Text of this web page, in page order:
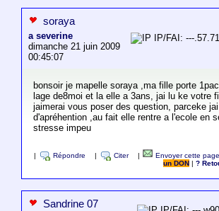
soraya
a severine
dimanche 21 juin 2009
00:45:07
IP/FAI: ---
bonsoir je mapelle soraya ,ma fille porte
lage de8moi et la elle a 3ans, jai lu ke votre
jaimerai vous poser des question, parceke
d'apréhention ,au fait elle rentre a l'ecole en
stresse impeu
Répondre Citer Envoyer cette
un DON
|?
Sandrine 07